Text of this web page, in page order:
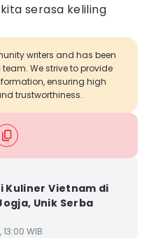
serasa keliling
writers and has been
We strive to provide
ensuring high
trustworthiness.
Kuliner Vietnam di
Unik Serba
WIB